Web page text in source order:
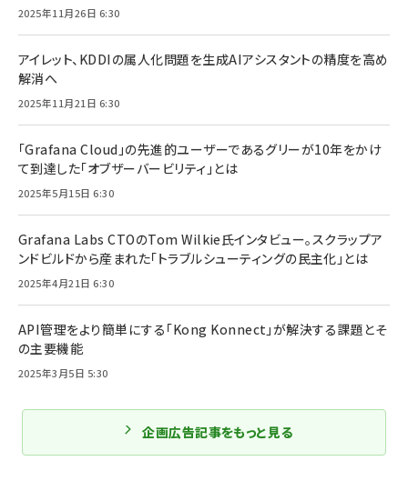
2025年11月26日 6:30
アイレット、KDDIの属人化問題を生成AIアシスタントの精度を高め
解消へ
2025年11月21日 6:30
「Grafana Cloud」の先進的ユーザーであるグリーが10年をかけ
て到達した「オブザーバービリティ」とは
2025年5月15日 6:30
Grafana Labs CTOのTom Wilkie氏インタビュー。スクラップア
ンドビルドから産まれた「トラブルシューティングの民主化」とは
2025年4月21日 6:30
API管理をより簡単にする「Kong Konnect」が解決する課題とそ
の主要機能
2025年3月5日 5:30
企画広告記事をもっと見る